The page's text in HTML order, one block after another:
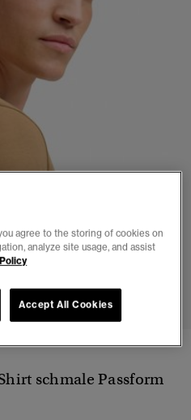
schmale Passform
agree to the storing of cookies on
analyze site usage, and assist
Accept All Cookies